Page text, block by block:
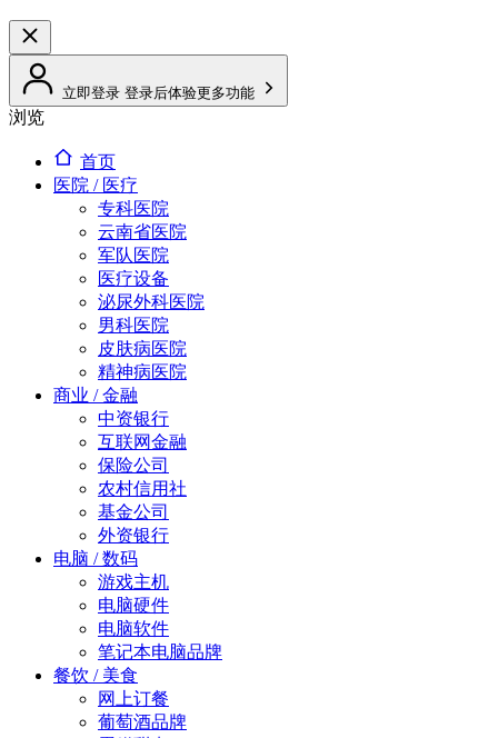
立即登录 登录后体验更多功能
浏览
首页
医院 / 医疗
专科医院
云南省医院
军队医院
医疗设备
泌尿外科医院
男科医院
皮肤病医院
精神病医院
商业 / 金融
中资银行
互联网金融
保险公司
农村信用社
基金公司
外资银行
电脑 / 数码
游戏主机
电脑硬件
电脑软件
笔记本电脑品牌
餐饮 / 美食
网上订餐
葡萄酒品牌